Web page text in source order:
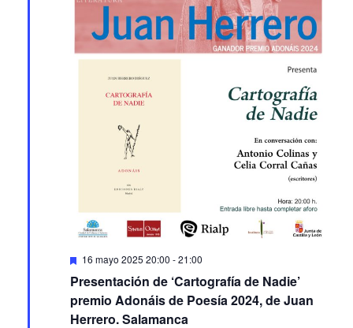
Featured
16 mayo 2025 20:00 -21:00
Presentación de ‘Cartografía de Nadie’
premio Adonáis de Poesía 2024, de Juan
Herrero. Salamanca